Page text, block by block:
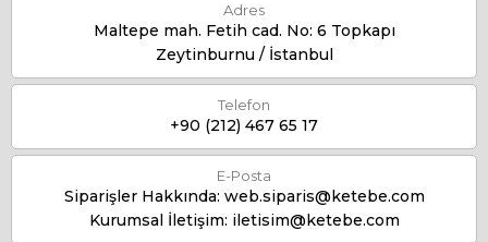
Adres
Maltepe mah. Fetih cad. No: 6 Topkapı
Zeytinburnu / İstanbul
Telefon
+90 (212) 467 65 17
E-Posta
Siparişler Hakkında: web.siparis@ketebe.com
Kurumsal İletişim: iletisim@ketebe.com